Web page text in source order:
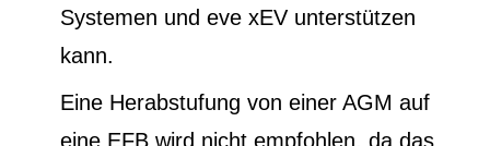
Systemen und eve xEV unterstützen
kann.
Eine Herabstufung von einer AGM auf
eine EFB wird nicht empfohlen, da das